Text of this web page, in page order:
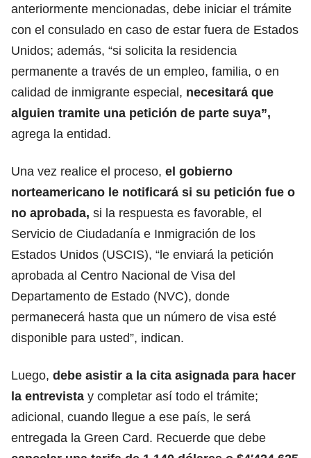
anteriormente mencionadas, debe iniciar el trámite
con el consulado en caso de estar fuera de Estados
Unidos; además, “si solicita la residencia
permanente a través de un empleo, familia, o en
calidad de inmigrante especial, necesitará que
alguien tramite una petición de parte suya”,
agrega la entidad.
Una vez realice el proceso, el gobierno
norteamericano le notificará si su petición fue o
no aprobada, si la respuesta es favorable, el
Servicio de Ciudadanía e Inmigración de los
Estados Unidos (USCIS), “le enviará la petición
aprobada al Centro Nacional de Visa del
Departamento de Estado (NVC), donde
permanecerá hasta que un número de visa esté
disponible para usted”, indican.
Luego, debe asistir a la cita asignada para hacer
la entrevista y completar así todo el trámite;
adicional, cuando llegue a ese país, le será
entregada la Green Card. Recuerde que debe